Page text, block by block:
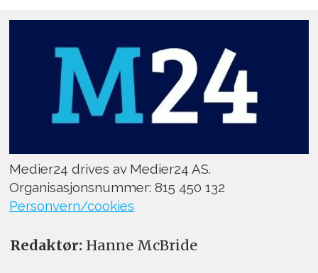
Medier24 drives av Medier24 AS.
Organisasjonsnummer: 815 450 132
Personvern/cookies
Redaktør: Hanne McBride